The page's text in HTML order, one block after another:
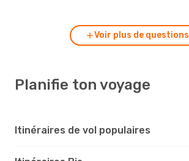
Voir plus de questions
Planifie ton voyage
Itinéraires de vol populaires